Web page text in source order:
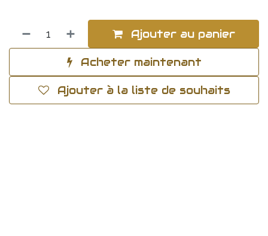
Ajouter au panier
Acheter maintenant
Ajouter à la liste de souhaits